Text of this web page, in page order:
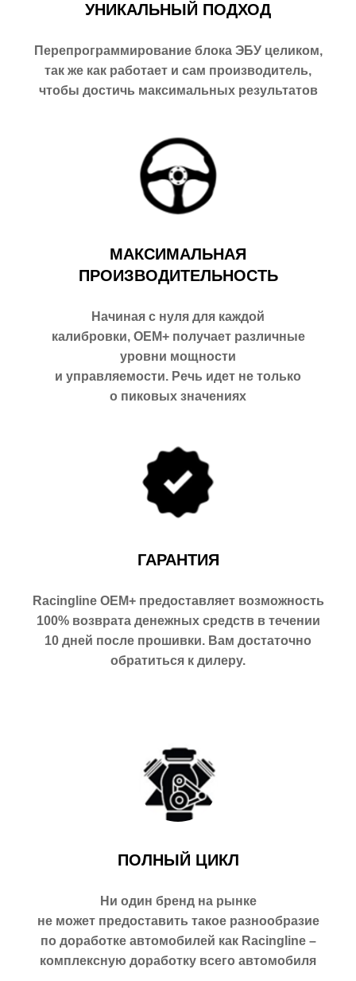
УНИКАЛЬНЫЙ ПОДХОД
Перепрограммирование блока ЭБУ целиком,
так же как работает и сам производитель,
чтобы достичь максимальных результатов
МАКСИМАЛЬНАЯ
ПРОИЗВОДИТЕЛЬНОСТЬ
Начиная с нуля для каждой
калибровки, OEM+ получает различные
уровни мощности
и управляемости. Речь идет не только
о пиковых значениях
ГАРАНТИЯ
Racingline OEM+ предоставляет возможность
100% возврата денежных средств в течении
10 дней после прошивки. Вам достаточно
обратиться к дилеру.
ПОЛНЫЙ ЦИКЛ
Ни один бренд на рынке
не может предоставить такое разнообразие
по доработке автомобилей как Racingline –
комплексную доработку всего автомобиля